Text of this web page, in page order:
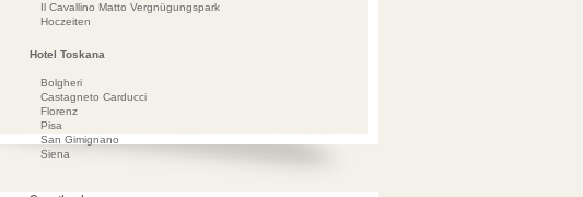
Il Cavallino Matto Vergnügungspark
Hoczeiten
Hotel Toskana
Bolgheri
Castagneto Carducci
Florenz
Pisa
San Gimignano
Siena